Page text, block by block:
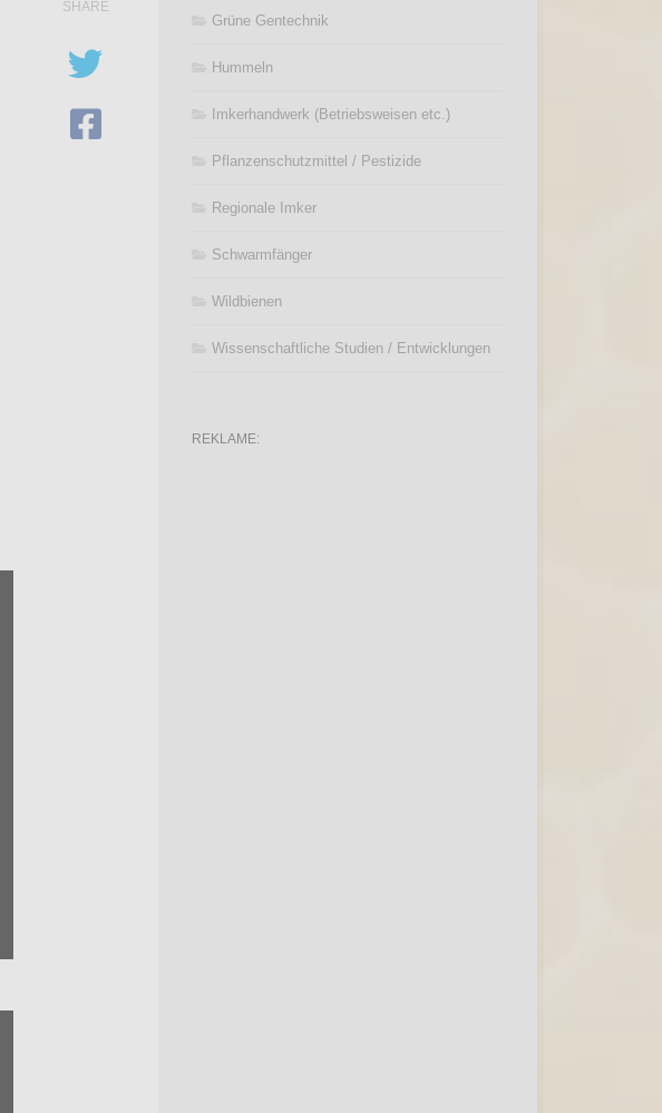
SHARE
Grüne Gentechnik
Hummeln
Imkerhandwerk (Betriebsweisen etc.)
Pflanzenschutzmittel / Pestizide
Regionale Imker
Schwarmfänger
Wildbienen
Wissenschaftliche Studien / Entwicklungen
REKLAME: